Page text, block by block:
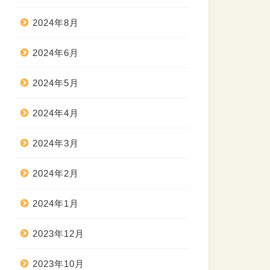
2024年8月
2024年6月
2024年5月
2024年4月
2024年3月
2024年2月
2024年1月
2023年12月
2023年10月